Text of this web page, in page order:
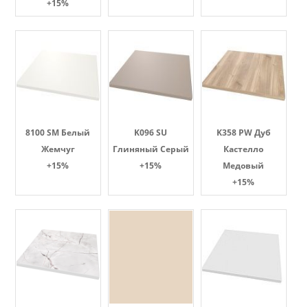
+15%
8100 SM Белый
Жемчуг
+15%
K096 SU
Глиняный Серый
+15%
K358 PW Дуб
Кастелло
Медовый
+15%